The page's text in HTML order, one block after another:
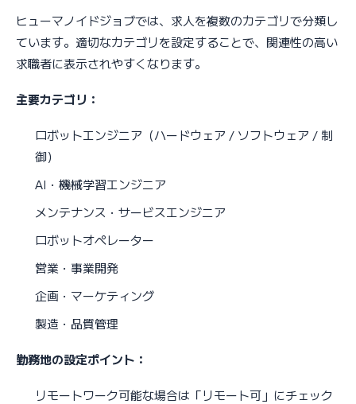
ヒューマノイドジョブでは、求人を複数のカテゴリで分類し
ています。適切なカテゴリを設定することで、関連性の高い
求職者に表示されやすくなります。
主要カテゴリ：
ロボットエンジニア（ハードウェア / ソフトウェア / 制
御）
AI・機械学習エンジニア
メンテナンス・サービスエンジニア
ロボットオペレーター
営業・事業開発
企画・マーケティング
製造・品質管理
勤務地の設定ポイント：
リモートワーク可能な場合は「リモート可」にチェック